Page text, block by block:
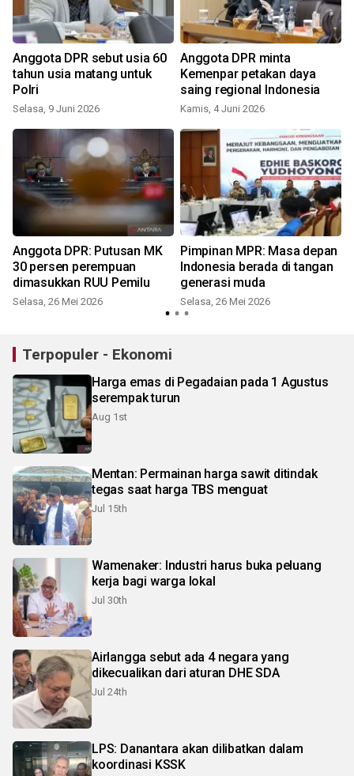
Anggota DPR sebut usia 60
tahun usia matang untuk
Polri
Selasa, 9 Juni 2026
Anggota DPR minta
Kemenpar petakan daya
saing regional Indonesia
Kamis, 4 Juni 2026
Anggota DPR: Putusan MK
30 persen perempuan
dimasukkan RUU Pemilu
Selasa, 26 Mei 2026
Pimpinan MPR: Masa depan
Indonesia berada di tangan
generasi muda
Selasa, 26 Mei 2026
Terpopuler - Ekonomi
Harga emas di Pegadaian pada 1 Agustus
serempak turun
Aug 1st
Mentan: Permainan harga sawit ditindak
tegas saat harga TBS menguat
Jul 15th
Wamenaker: Industri harus buka peluang
kerja bagi warga lokal
Jul 30th
Airlangga sebut ada 4 negara yang
dikecualikan dari aturan DHE SDA
Jul 24th
LPS: Danantara akan dilibatkan dalam
koordinasi KSSK